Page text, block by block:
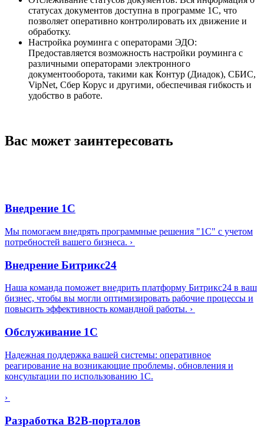
статусах документов доступна в программе 1С, что
позволяет оперативно контролировать их движение и
обработку.
Настройка роуминга с операторами ЭДО:
Предоставляется возможность настройки роуминга с
различными операторами электронного
документооборота, такими как Контур (Диадок), СБИС,
VipNet, Сбер Корус и другими, обеспечивая гибкость и
удобство в работе.
Вас может заинтересовать
Внедрение 1С
Мы помогаем внедрять программные решения "1С" с учетом
потребностей вашего бизнеса. ›
Внедрение Битрикс24
Наша команда поможет внедрить платформу Битрикс24 в ваш
бизнес, чтобы вы могли оптимизировать рабочие процессы и
повысить эффективность командной работы. ›
Обслуживание 1С
Надежная поддержка вашей системы: оперативное
реагирование на возникающие проблемы, обновления и
консультации по использованию 1С.
›
Разработка B2B-порталов